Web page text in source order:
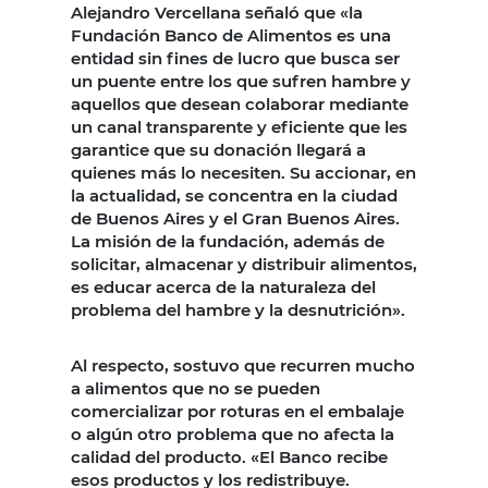
Alejandro Vercellana señaló que «la
Fundación Banco de Alimentos es una
entidad sin fines de lucro que busca ser
un puente entre los que sufren hambre y
aquellos que desean colaborar mediante
un canal transparente y eficiente que les
garantice que su donación llegará a
quienes más lo necesiten. Su accionar, en
la actualidad, se concentra en la ciudad
de Buenos Aires y el Gran Buenos Aires.
La misión de la fundación, además de
solicitar, almacenar y distribuir alimentos,
es educar acerca de la naturaleza del
problema del hambre y la desnutrición».
Al respecto, sostuvo que recurren mucho
a alimentos que no se pueden
comercializar por roturas en el embalaje
o algún otro problema que no afecta la
calidad del producto. «El Banco recibe
esos productos y los redistribuye.